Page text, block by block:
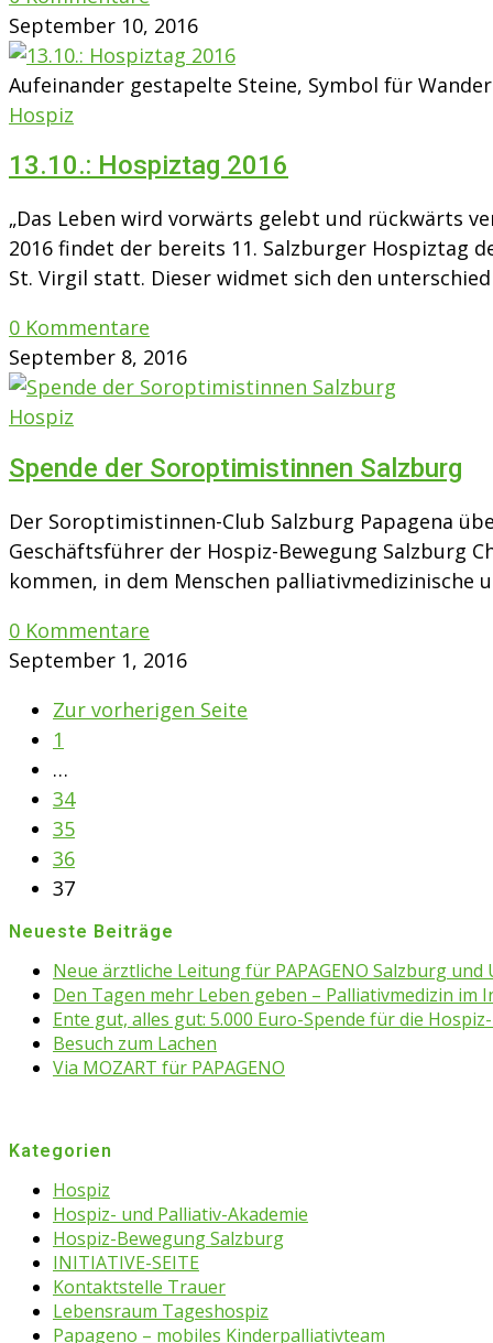
September 10, 2016
Aufeinander gestapelte Steine, Symbol für
Hospiz
13.10.: Hospiztag 2016
„Das Leben wird vorwärts gelebt und rückwärts
2016 findet der bereits 11. Salzburger Hospiztag
St. Virgil statt. Dieser widmet sich den
0 Kommentare
September 8, 2016
Hospiz
Spende der Soroptimistinnen Salzburg
Der Soroptimistinnen-Club Salzburg Papagena
Geschäftsführer der Hospiz-Bewegung Salzburg
kommen, in dem Menschen palliativmedizinische
0 Kommentare
September 1, 2016
Zur vorherigen Seite
1
…
34
35
36
37
Neueste Beiträge
Neue ärztliche Leitung für PAPAGENO Salzburg und
Den Tagen mehr Leben geben – Palliativmedizin im
Ente gut, alles gut: 5.000 Euro-Spende für die
Besuch zum Lachen
Via MOZART für PAPAGENO
Kategorien
Hospiz
Hospiz- und Palliativ-Akademie
Hospiz-Bewegung Salzburg
INITIATIVE-SEITE
Kontaktstelle Trauer
Lebensraum Tageshospiz
Papageno – mobiles Kinderpalliativteam